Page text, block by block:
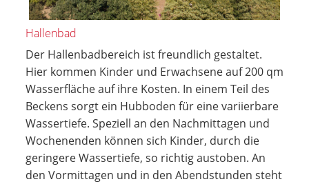
Hallenbad
Der Hallenbadbereich ist freundlich gestaltet.
Hier kommen Kinder und Erwachsene auf 200 qm
Wasserfläche auf ihre Kosten. In einem Teil des
Beckens sorgt ein Hubboden für eine variierbare
Wassertiefe. Speziell an den Nachmittagen und
Wochenenden können sich Kinder, durch die
geringere Wassertiefe, so richtig austoben. An
den Vormittagen und in den Abendstunden steht